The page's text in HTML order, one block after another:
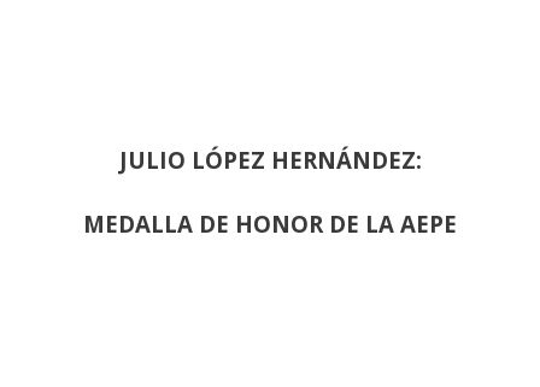
JULIO LÓPEZ HERNÁNDEZ:
MEDALLA DE HONOR DE LA AEPE